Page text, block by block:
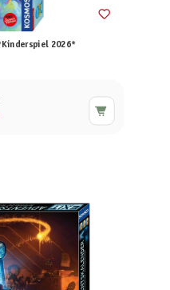
2026*